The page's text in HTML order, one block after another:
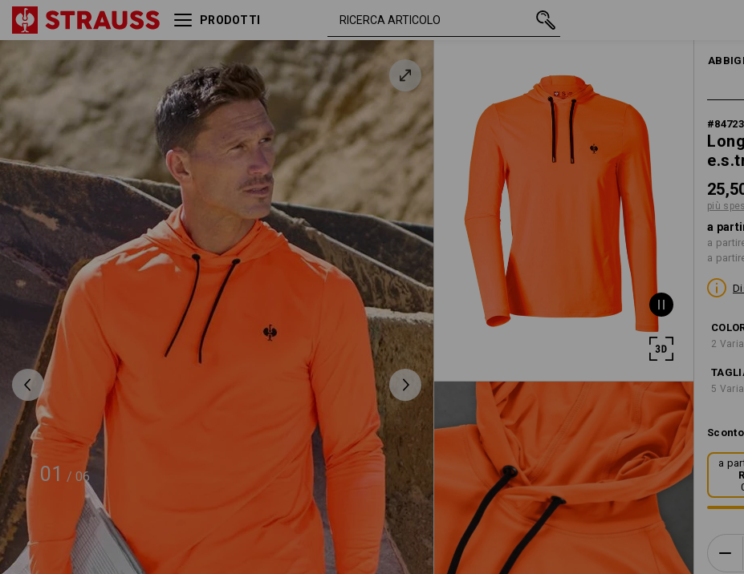
PRODOTTI
01 / 06
MAGLIE |
#84723
più
a
a
a
2
5
a
Longsleeve funz.c.cappuc.
UV Visibility e.s.trail
fluo /
nero
S